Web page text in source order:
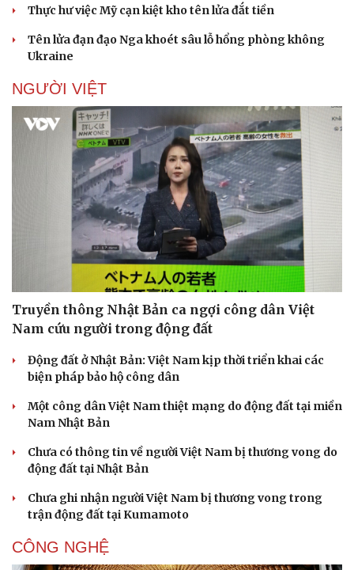
Sức khỏe
Dinh dưỡng - món ngon
Sản phụ khoa
Làm đẹp - giảm cân
Phòng mạch online
Ăn sạch sống khỏe
Đời sống
Nhà đẹp
Blog
Tình yêu - Gia đình
Thực hư việc Mỹ cạn kiệt kho tên lửa đắt tiền
Tên lửa đạn đạo Nga khoét sâu lỗ hổng phòng không
Ukraine
NGƯỜI VIỆT
Truyền thông Nhật Bản ca ngợi công dân Việt
Nam cứu người trong động đất
Động đất ở Nhật Bản: Việt Nam kịp thời triển khai các
biện pháp bảo hộ công dân
Một công dân Việt Nam thiệt mạng do động đất tại miền
Nam Nhật Bản
Chưa có thông tin về người Việt Nam bị thương vong do
động đất tại Nhật Bản
Chưa ghi nhận người Việt Nam bị thương vong trong
trận động đất tại Kumamoto
CÔNG NGHỆ